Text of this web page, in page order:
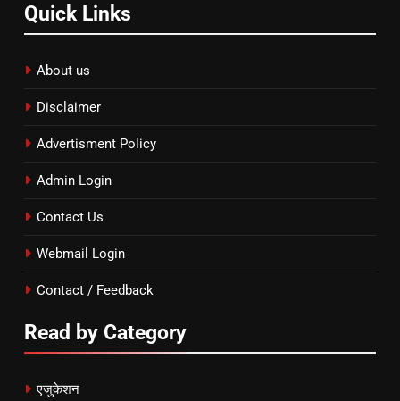
Quick Links
About us
Disclaimer
Advertisment Policy
Admin Login
Contact Us
Webmail Login
Contact / Feedback
Read by Category
एजुकेशन